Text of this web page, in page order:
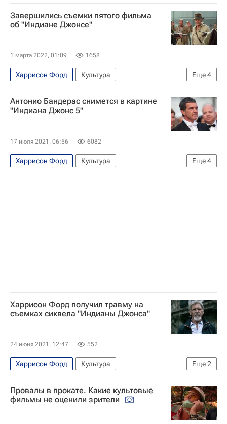
Джеки Чан
Ольга Кабо
Дмитрий Харатьян
Михаил Боярский
Кино
Завершились съемки пятого фильма
об "Индиане Джонсе"
1 марта 2022, 01:09 1658
Еще4
Харрисон Форд
Культура
Новости культуры
Стивен Спилберг
Мадс Миккельсен
Кино
Антонио Бандерас снимется в картине
"Индиана Джонс 5"
17 июля 2021, 06:56 6082
Еще4
Харрисон Форд
Культура
Мадс Миккельсен
Антонио Бандерас
Харрисон Форд получил травму на
съемках сиквела "Индианы Джонса"
24 июня 2021, 12:47 552
Еще2
Харрисон Форд
Культура
Новости культуры
Кино
Провалы в прокате. Какие культовые
фильмы не оценили зрители